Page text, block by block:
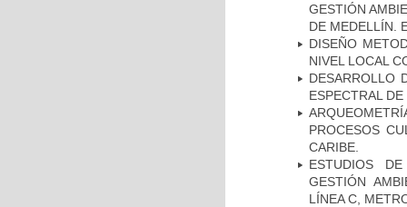
GESTIÓN
DE MEDELLÍN.
DISEÑO
NIVEL LOCAL
DESARROLLO
ESPECTRAL
PROCESOS
CARIBE.
ESTUDIOS
GESTIÓN
LÍNEA C,